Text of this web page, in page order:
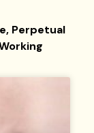
, Perpetual